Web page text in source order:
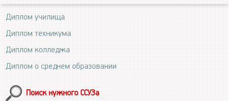
Диплом училища
Диплом техникума
Диплом колледжа
Диплом о среднем образовании
Поиск нужного ССУЗа